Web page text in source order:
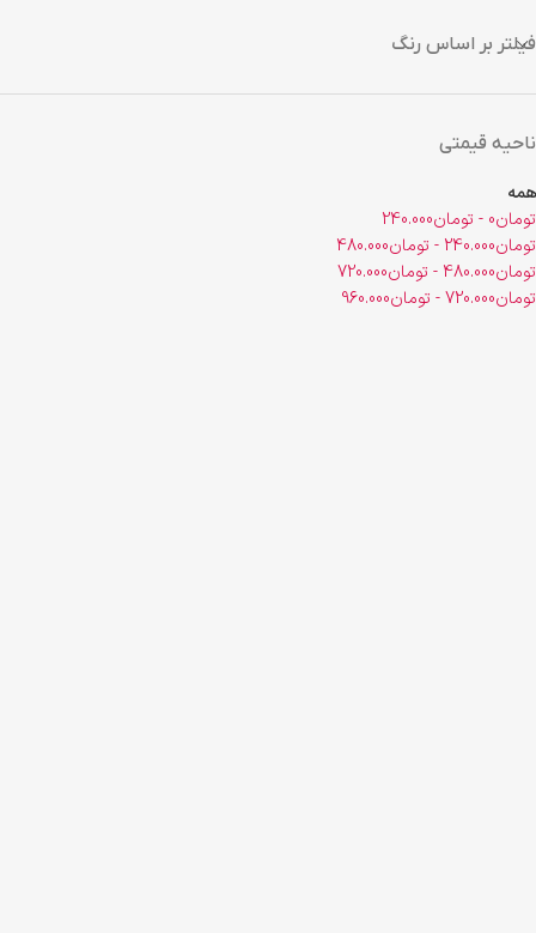
فیلتر بر اساس رنگ
ناحیه قیمتی
همه
تومان0
- تومان240.000
تومان240.000
- تومان480.000
تومان480.000
- تومان720.000
تومان720.000
- تومان960.000